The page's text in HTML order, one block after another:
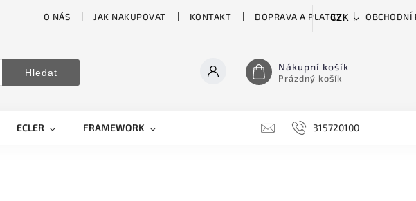
O NÁS JAK NAKUPOVAT KONTAKT DOPRAVA A PLATBY OBCHODNÍ
CZK
Hledat Nákupní košík
Prázdný košík
ECLER FRAMEWORK H&H HARTKE
315720100